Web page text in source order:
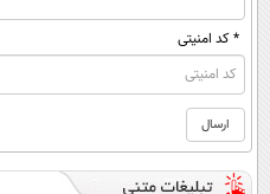
* کد امنیتی